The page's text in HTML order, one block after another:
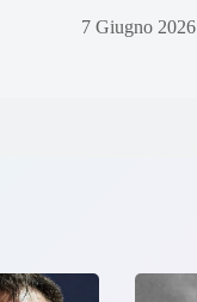
7 Giugno 2026